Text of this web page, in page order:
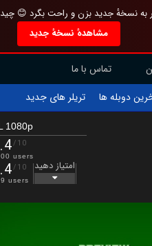
به نسخهٔ جدید بزن و راحت بگرد 😊
مشاهدهٔ نسخهٔ جدید
تماس با ما
دوبله ها تریلر های جدید
1080p
/10
users
/10
users
امتیاز دهید